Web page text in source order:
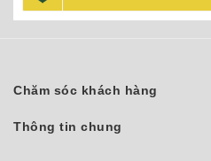
Chăm sóc khách hàng
Thông tin chung